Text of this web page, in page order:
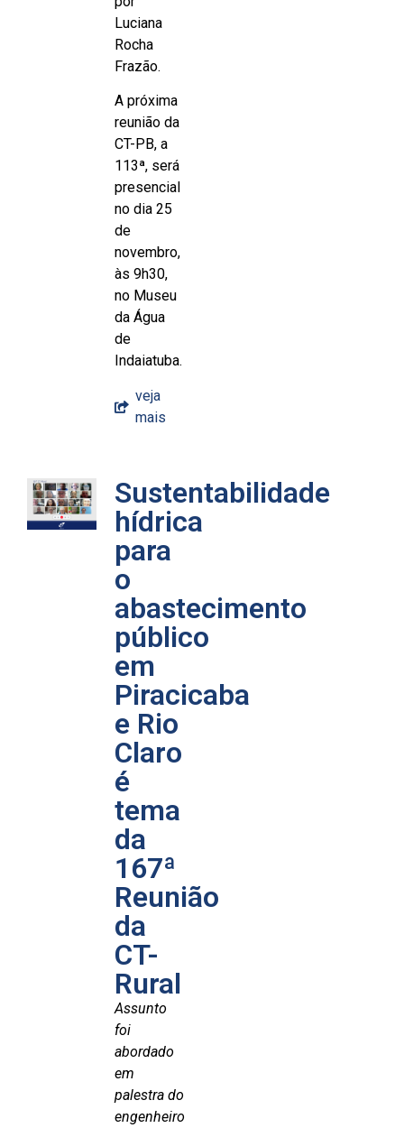
Luciana
Rocha
Frazão.
A próxima
reunião da
CT-PB, a
113ª, será
presencial
no dia 25
de
novembro,
às 9h30,
no Museu
da Água
de
Indaiatuba.
veja
mais
Sustentabilidade
hídrica
para
o
abastecimento
público
em
Piracicaba
e Rio
Claro
é
tema
da
167ª
Reunião
da
CT-
Rural
Assunto
foi
abordado
em
palestra do
engenheiro